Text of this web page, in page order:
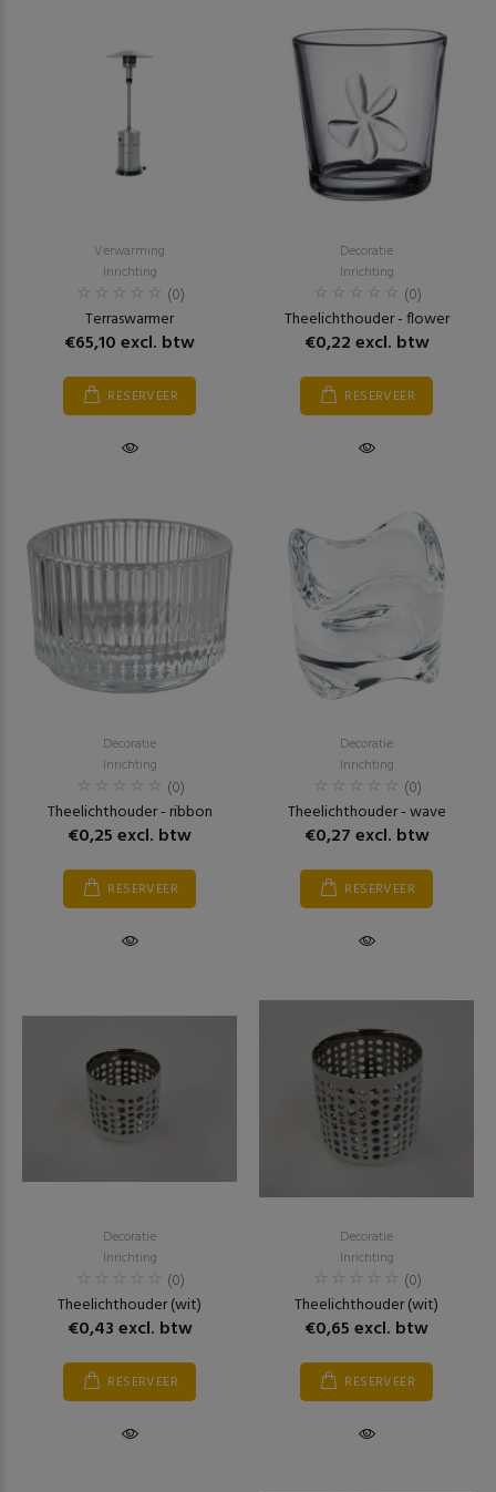
Verwarming
Inrichting
(0)
Terraswarmer
€65,10 excl. btw
RESERVEER
Decoratie
Inrichting
(0)
Theelichthouder - flower
€0,22 excl. btw
RESERVEER
Decoratie
Inrichting
(0)
Theelichthouder - ribbon
€0,25 excl. btw
RESERVEER
Decoratie
Inrichting
(0)
Theelichthouder - wave
€0,27 excl. btw
RESERVEER
Decoratie
Inrichting
(0)
Theelichthouder (wit)
€0,43 excl. btw
RESERVEER
Decoratie
Inrichting
(0)
Theelichthouder (wit)
€0,65 excl. btw
RESERVEER